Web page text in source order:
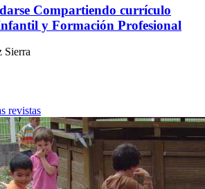
Compartiendo currículo
y Formación Profesional
Sierra
revistas